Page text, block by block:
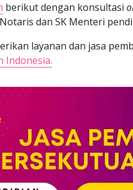
berikut dengan konsultasi
dan SK Menteri
layanan dan jasa
Indonesia.